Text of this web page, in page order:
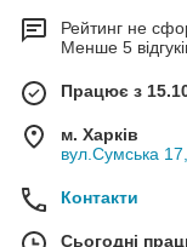
Рейтинг не
Менше 5
Працює з
м. Харків
вул.Сумська
Контакти
Сьогодні